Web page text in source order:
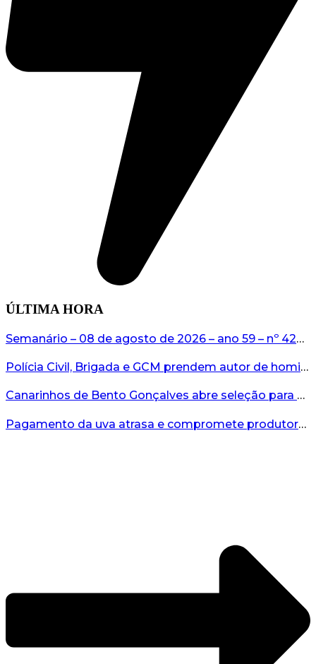
ÚLTIMA HORA
Semanário – 08 de agosto de 2026 – ano 59 – nº 4265...
Polícia Civil, Brigada e GCM prendem autor de homicídio em Bento Gonçalves...
Canarinhos de Bento Gonçalves abre seleção para novos integrantes...
Pagamento da uva atrasa e compromete produtores...